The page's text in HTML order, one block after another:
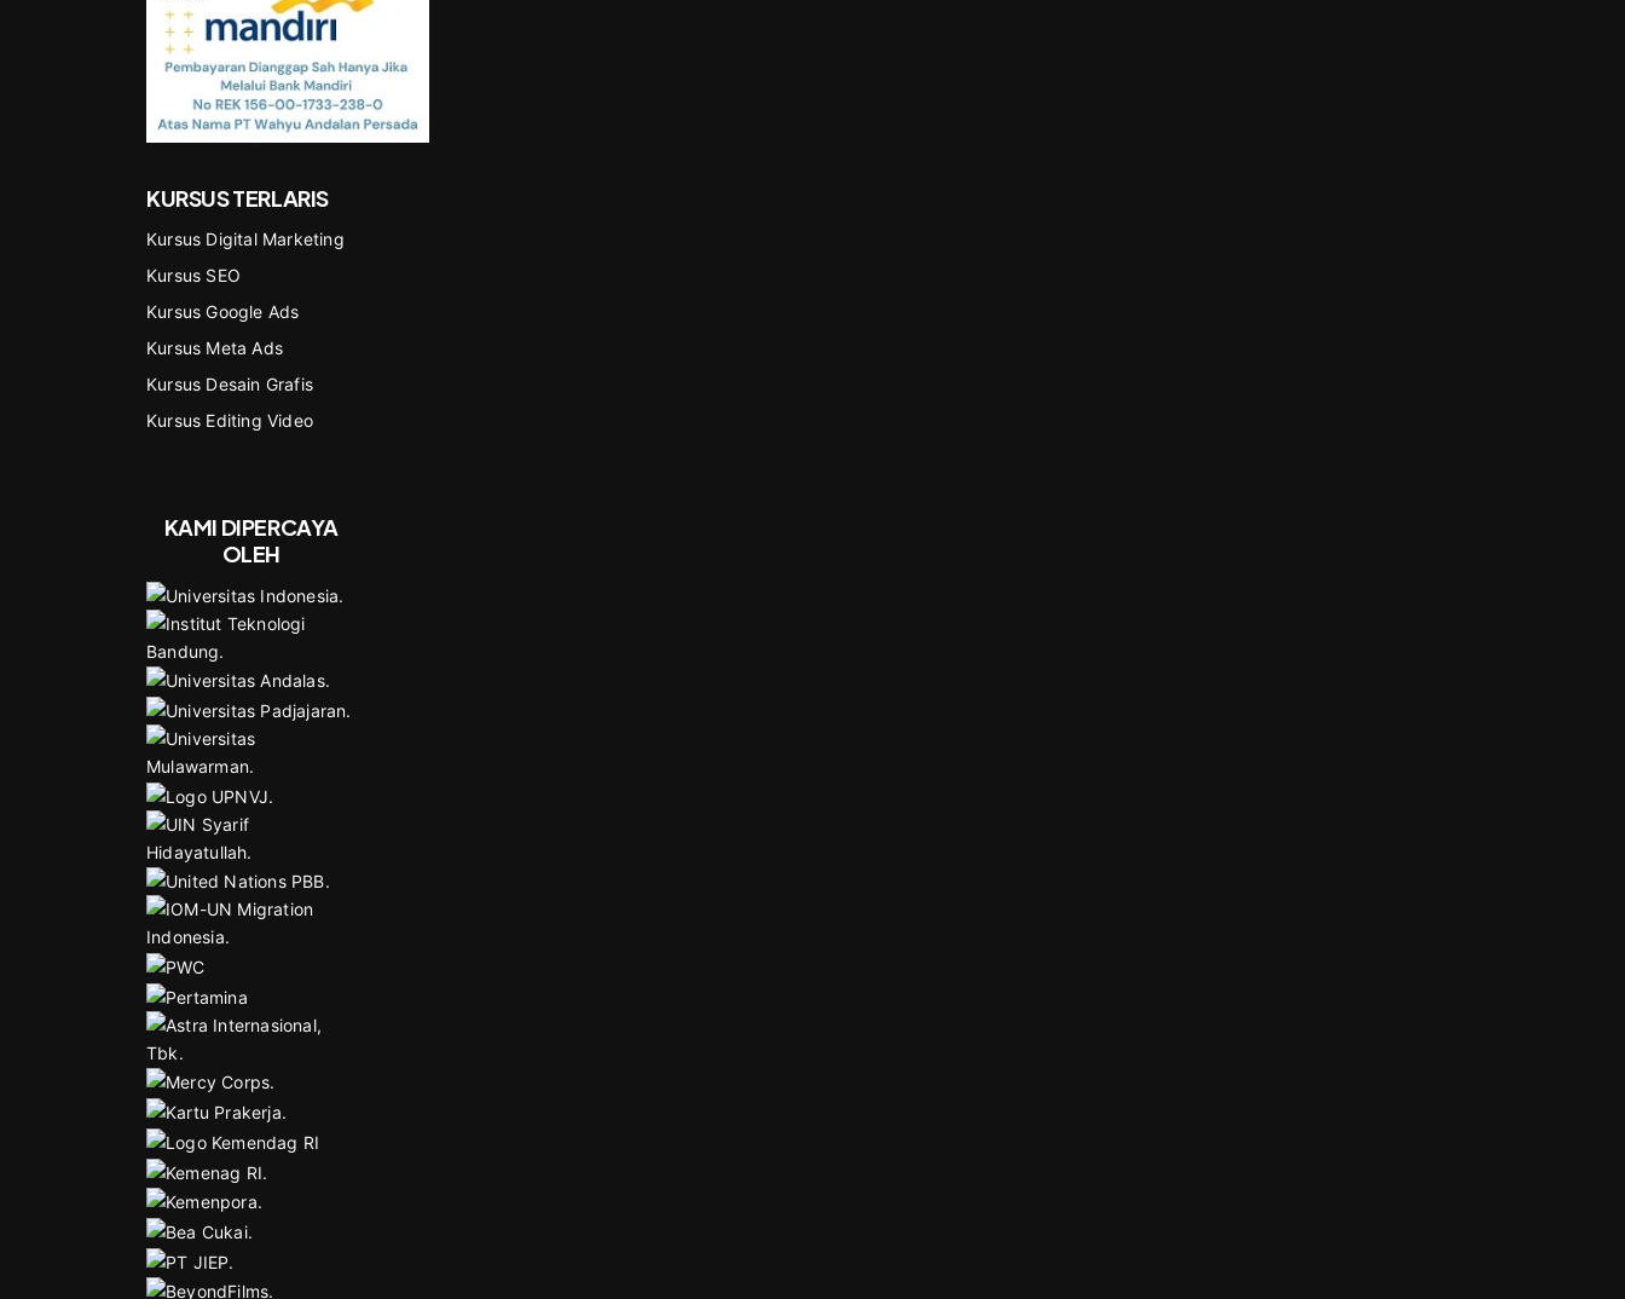
KURSUS TERLARIS
Kursus Digital Marketing
Kursus SEO
Kursus Google Ads
Kursus Meta Ads
Kursus Desain Grafis
Kursus Editing Video
KAMI DIPERCAYA
OLEH